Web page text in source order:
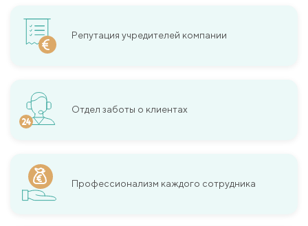
Репутация учредителей компании
Отдел заботы о клиентах
Профессионализм каждого сотрудника